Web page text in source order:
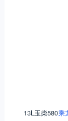
13L玉柴580乘